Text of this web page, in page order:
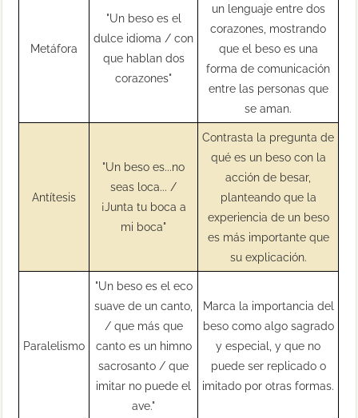
Metáfora
"Un beso es el
dulce idioma / con
que hablan dos
corazones"
un lenguaje entre dos
corazones, mostrando
que el beso es una
forma de comunicación
entre las personas que
se aman.
Antítesis
"Un beso es...no
seas loca... /
¡Junta tu boca a
mi boca"
Contrasta la pregunta de
qué es un beso con la
acción de besar,
planteando que la
experiencia de un beso
es más importante que
su explicación.
Paralelismo
"Un beso es el eco
suave de un canto,
/ que más que
canto es un himno
sacrosanto / que
imitar no puede el
ave."
Marca la importancia del
beso como algo sagrado
y especial, y que no
puede ser replicado o
imitado por otras formas.